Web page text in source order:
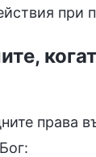
при
права